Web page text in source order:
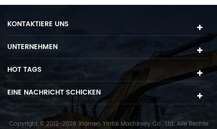
KONTAKTIERE UNS
UNTERNEHMEN
HOT TAGS
EINE NACHRICHT SCHICKEN
Copyright © 2012-2026 Xiamen Yintai Machinery Co., Ltd. Alle Rechte